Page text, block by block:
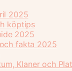
2025
köptips
2025
fakta 2025
Klaner och